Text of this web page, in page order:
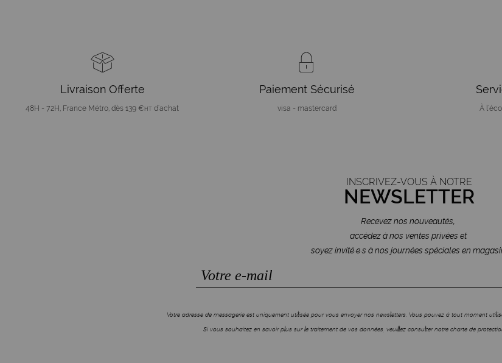
Livraison Offerte
48H - 72H, France Métro, dès 139 € HT d'achat
Paiement Sécurisé
visa - mastercard À
INSCRIVEZ-VOUS À NOTRE
NEWSLETTER
Recevez nos nouveautés,
accédez à nos ventes privées et
soyez invité·e·s à nos journées spéciales en
Votre adresse de messagerie est uniquement utilisée pour vous envoyer nos newsletters. Vous pouvez à tout moment
Si vous souhaitez en savoir plus sur le traitement de vos données, veuillez consulter notre charte de